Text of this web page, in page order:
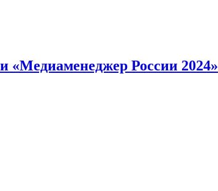
России 2024»